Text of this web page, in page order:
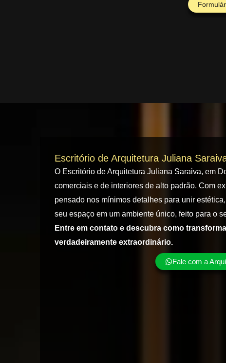
Escritório de Arquitetura Juliana
O Escritório de Arquitetura Juliana Saraiva, em
comerciais e de interiores de alto padrão. Com
pensado nos mínimos detalhes para unir
seu espaço em um ambiente único, feito para o
Entre em contato e descubra como
verdadeiramente extraordinário.
Fale com a